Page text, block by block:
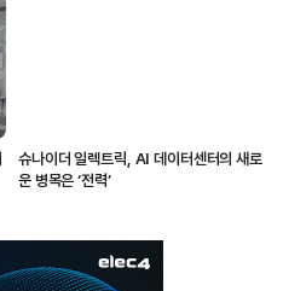
슈나이더 일렉트릭, AI 데이터센터의 새로
운 병목은 ‘전력’